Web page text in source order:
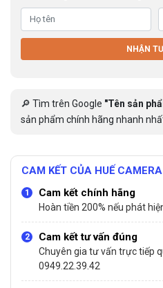
NHẬN
🔎 Tìm trên Google "Tên sản
sản phẩm chính hãng nhanh
CAM KẾT CỦA HUẾ CAMERA
Cam kết chính hãng
Hoàn tiền 200% nếu phát
Cam kết tư vấn đúng
Chuyên gia tư vấn trực tiếp
0949.22.39.42